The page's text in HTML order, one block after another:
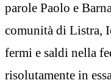
parole Paolo e
comunità di Listra,
fermi e saldi nella
risolutamente in